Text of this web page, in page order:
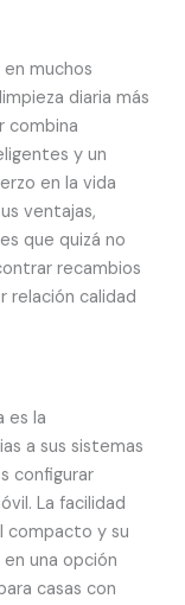
en muchos
diaria más
combina
y un
en la vida
ventajas,
que quizá no
recambios
relación calidad
es la
a sus sistemas
configurar
La facilidad
compacto y su
una opción
casas con